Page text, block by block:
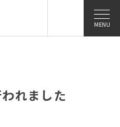
MENU
れました